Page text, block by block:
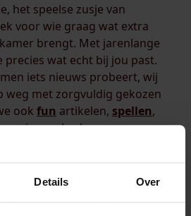
Details Over
het speelse zusje van
voor wie graag wat extra
brengt. Met jarenlange
precies wat echt bij jou past.
iets nieuws probeert, wij
weg met zorgvuldig gekozen
ook fun artikelen, spellen,
ruim aanbod van
hier!